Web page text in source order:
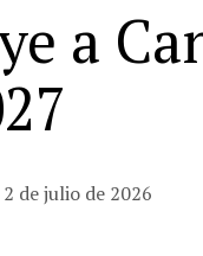
a
2 de julio de 2026